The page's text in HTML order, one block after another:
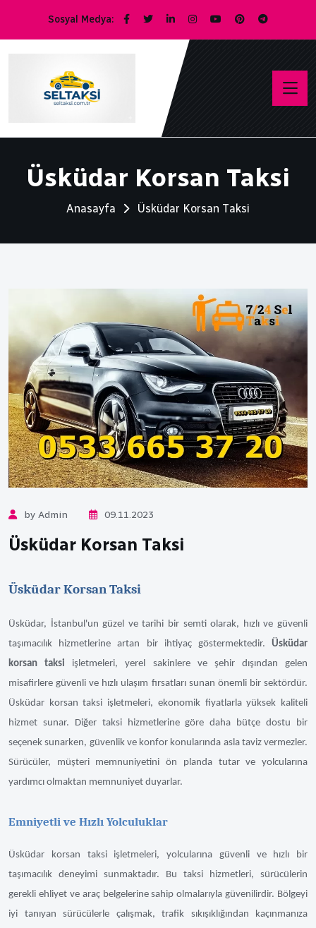
Sosyal Medya:
Üsküdar Korsan Taksi
Anasayfa Üsküdar Korsan Taksi
by Admin 09.11.2023
Üsküdar Korsan Taksi
Üsküdar Korsan Taksi
Üsküdar, İstanbul'un güzel ve tarihi bir semti olarak, hızlı ve güvenli
taşımacılık hizmetlerine artan bir ihtiyaç göstermektedir. Üsküdar
korsan taksi işletmeleri, yerel sakinlere ve şehir dışından gelen
misafirlere güvenli ve hızlı ulaşım fırsatları sunan önemli bir sektördür.
Üsküdar korsan taksi işletmeleri, ekonomik fiyatlarla yüksek kaliteli
hizmet sunar. Diğer taksi hizmetlerine göre daha bütçe dostu bir
seçenek sunarken, güvenlik ve konfor konularında asla taviz vermezler.
Sürücüler, müşteri memnuniyetini ön planda tutar ve yolcularına
yardımcı olmaktan memnuniyet duyarlar.
Emniyetli ve Hızlı Yolculuklar
Üsküdar korsan taksi işletmeleri, yolcularına güvenli ve hızlı bir
taşımacılık deneyimi sunmaktadır. Bu taksi hizmetleri, sürücülerin
gerekli ehliyet ve araç belgelerine sahip olmalarıyla güvenilirdir. Bölgeyi
iyi tanıyan sürücülerle çalışmak, trafik sıkışıklığından kaçınmanıza